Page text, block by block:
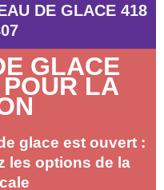
DE GLACE 418
GLACE
LA
glace est ouvert :
les options de la